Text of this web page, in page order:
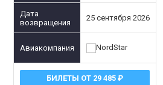
25 сентября 2026
БИЛЕТЫ ОТ 29 485